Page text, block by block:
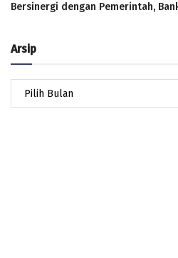
Bersinergi dengan Pemerintah,
Arsip